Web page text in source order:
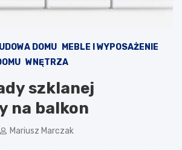
DOMU
MEBLE I WYPOSAŻENIE
WNĘTRZA
szklanej
na balkon
Mariusz Marczak